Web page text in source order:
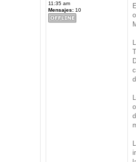
11:35 am
Mensajes:10